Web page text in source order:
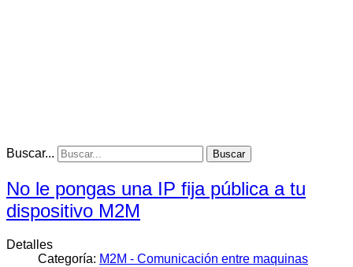
Buscar... Buscar
No le pongas una IP fija pública a tu
dispositivo M2M
Detalles
Categoría: M2M - Comunicación entre maquinas